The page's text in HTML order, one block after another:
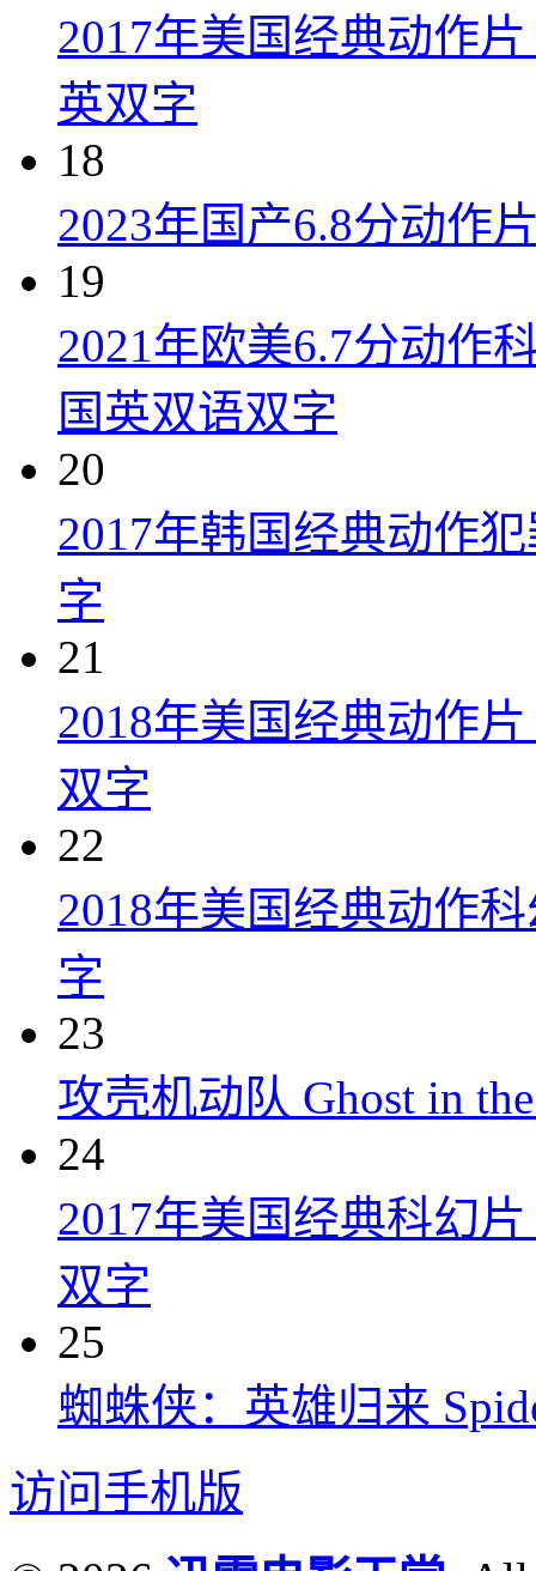
2017年美国经典动作
英双字
18
2023年国产6.8分动作
19
2021年欧美6.7分动作
国英双语双字
20
2017年韩国经典动作
字
21
2018年美国经典动作
双字
22
2018年美国经典动作
字
23
攻壳机动队 Ghost in
24
2017年美国经典科幻
双字
25
蜘蛛侠：英雄归来
访问手机版